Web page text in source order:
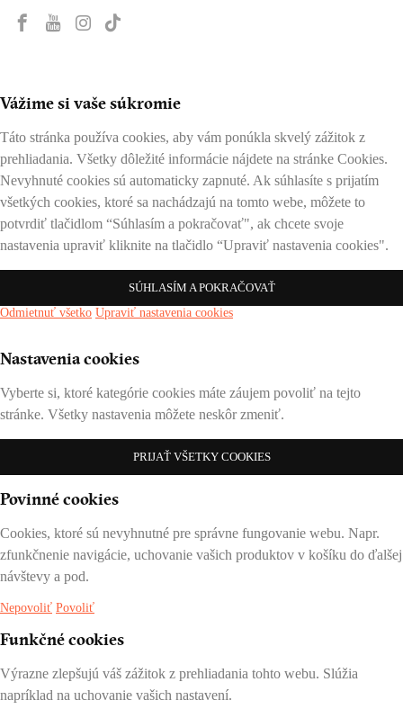
Vážime si vaše súkromie
Táto stránka používa cookies, aby vám ponúkla skvelý zážitok z
prehliadania. Všetky dôležité informácie nájdete na stránke Cookies.
Nevyhnuté cookies sú automaticky zapnuté. Ak súhlasíte s prijatím
všetkých cookies, ktoré sa nachádzajú na tomto webe, môžete to
potvrdiť tlačidlom “Súhlasím a pokračovať", ak chcete svoje
nastavenia upraviť kliknite na tlačidlo “Upraviť nastavenia cookies".
SÚHLASÍM A POKRAČOVAŤ
Odmietnuť všetko Upraviť nastavenia cookies
Nastavenia cookies
Vyberte si, ktoré kategórie cookies máte záujem povoliť na tejto
stránke. Všetky nastavenia môžete neskôr zmeniť.
PRIJAŤ VŠETKY COOKIES
Povinné cookies
Cookies, ktoré sú nevyhnutné pre správne fungovanie webu. Napr.
zfunkčnenie navigácie, uchovanie vašich produktov v košíku do ďalšej
návštevy a pod.
Nepovoliť Povoliť
Funkčné cookies
Výrazne zlepšujú váš zážitok z prehliadania tohto webu. Slúžia
napríklad na uchovanie vašich nastavení.